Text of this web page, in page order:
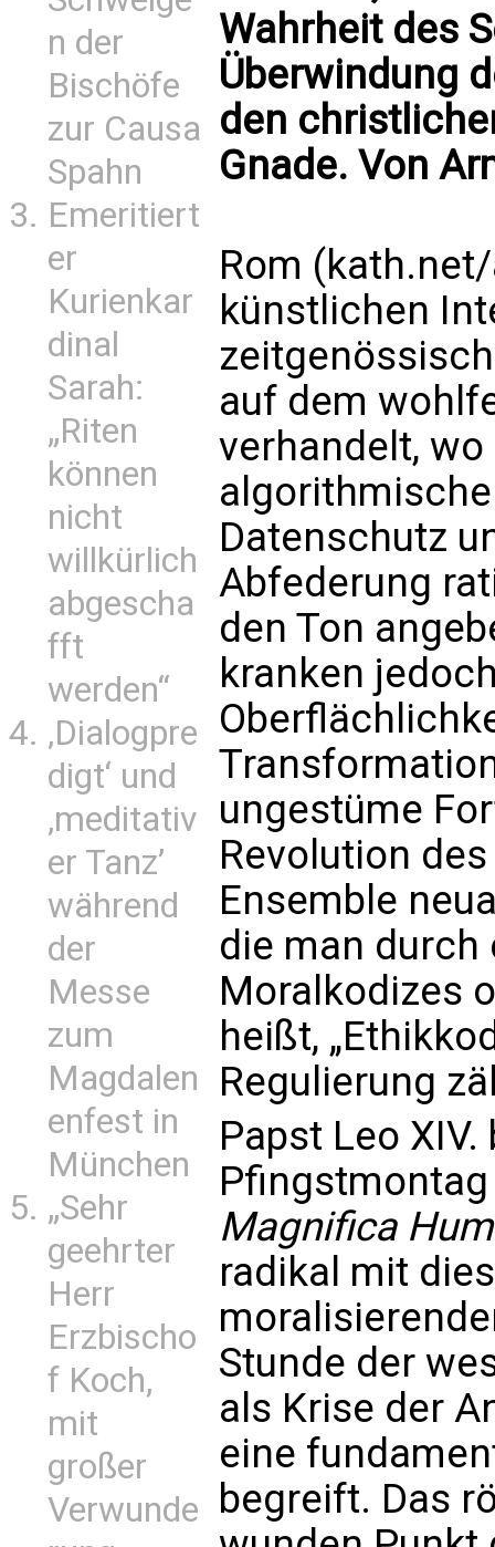
n der
Bischöfe
zur Causa
Spahn
Emeritiert
er
Kurienkar
dinal
Sarah:
„Riten
können
nicht
willkürlich
abgescha
fft
werden“
‚Dialogpre
digt‘ und
‚meditativ
er Tanz’
während
der
Messe
zum
Magdalen
enfest in
München
„Sehr
geehrter
Herr
Erzbischo
f Koch,
mit
großer
Verwunde
Wahrheit des
Überwindung
den
Gnade. Von
Rom
künstlichen
auf dem
verhandelt,
Datenschutz
Abfederung
den Ton
kranken
ungestüme
Revolution
Ensemble
die man durch
Moralkodizes
heißt,
Regulierung
Papst Leo
Magnifica
radikal mit
Stunde der
als Krise der
eine
begreift. Das